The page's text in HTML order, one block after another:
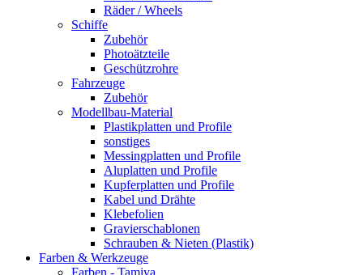
Räder / Wheels
Schiffe
Zubehör
Photoätzteile
Geschützrohre
Fahrzeuge
Zubehör
Modellbau-Material
Plastikplatten und Profile
sonstiges
Messingplatten und Profile
Aluplatten und Profile
Kupferplatten und Profile
Kabel und Drähte
Klebefolien
Gravierschablonen
Schrauben & Nieten (Plastik)
Farben & Werkzeuge
Farben - Tamiya